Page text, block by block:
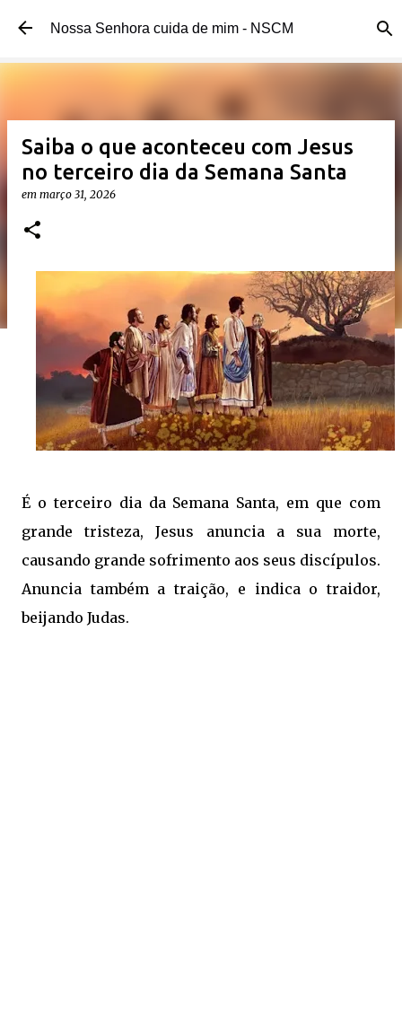
Pular para o conteúdo principal
Nossa Senhora cuida de mim - NSCM
Saiba o que aconteceu com Jesus
no terceiro dia da Semana Santa
em março 31, 2026
É o terceiro dia da Semana Santa, em que com
grande tristeza, Jesus anuncia a sua morte,
causando grande sofrimento aos seus discípulos.
Anuncia também a traição, e indica o traidor,
beijando Judas.